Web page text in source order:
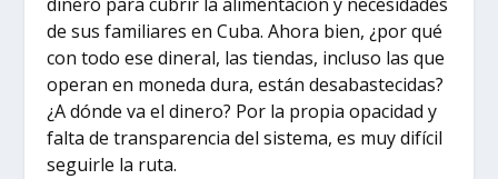
dinero para cubrir la alimentación y necesidades
de sus familiares en Cuba. Ahora bien, ¿por qué
con todo ese dineral, las tiendas, incluso las que
operan en moneda dura, están desabastecidas?
¿A dónde va el dinero? Por la propia opacidad y
falta de transparencia del sistema, es muy difícil
seguirle la ruta.